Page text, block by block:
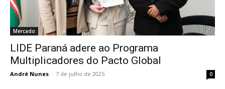
Mercado
LIDE Paraná adere ao Programa
Multiplicadores do Pacto Global
André Nunes - 7 de julho de 2025 0